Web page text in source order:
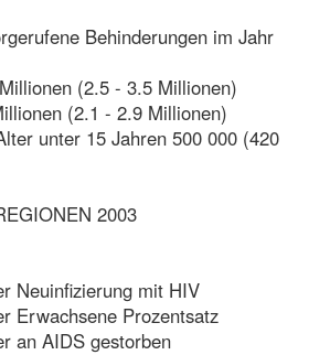
Behinderungen im Jahr
(2.5 - 3.5 Millionen)
(2.1 - 2.9 Millionen)
unter 15 Jahren 500 000 (420
2003
Neuinfizierung mit HIV
Erwachsene Prozentsatz
an AIDS gestorben